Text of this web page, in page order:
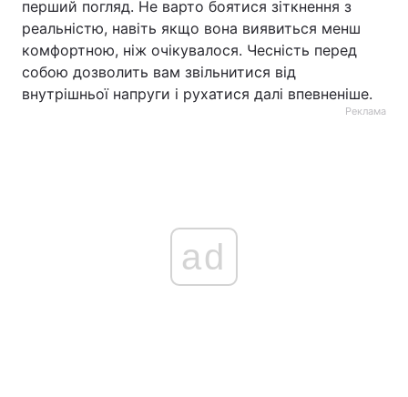
перший погляд. Не варто боятися зіткнення з
реальністю, навіть якщо вона виявиться менш
комфортною, ніж очікувалося. Чесність перед
собою дозволить вам звільнитися від
внутрішньої напруги і рухатися далі впевненіше.
Реклама
ad